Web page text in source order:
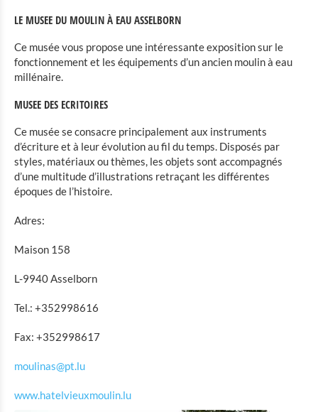
Parc Naturel de l'Our
Culture & musées
Musée rural Binsfeld
Robbesscheier - le musée vivant
Exposition de maquettes de châteaux luxembourgeois
Clervaux
The Family of Man
Musée du Jouet Clervaux
Cornelyshaff - l'art du brassage
General Patton Memorial Museum Ettelbrück
Musée de la littérature de Victor Hugo
Musée d'histoire de la ville Vianden
LE MUSEE DU MOULIN À EAU ASSELBORN
Ce musée vous propose une intéressante exposition sur le
fonctionnement et les équipements d’un ancien moulin à eau
millénaire.
MUSEE DES ECRITOIRES
Ce musée se consacre principalement aux instruments
d’écriture et à leur évolution au fil du temps. Disposés par
styles, matériaux ou thèmes, les objets sont accompagnés
d’une multitude d’illustrations retraçant les différentes
époques de l’histoire.
Adres:
Maison 158
L-9940 Asselborn
Tel.: +352998616
Fax: +352998617
moulinas@pt.lu
www.hatelvieuxmoulin.lu